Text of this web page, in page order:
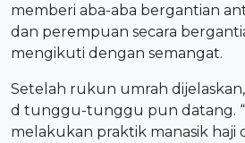
memberi aba-aba bergantian
dan perempuan secara
mengikuti dengan semangat.
Setelah rukun umrah
d tunggu-tunggu pun datang.
melakukan praktik manasik haji